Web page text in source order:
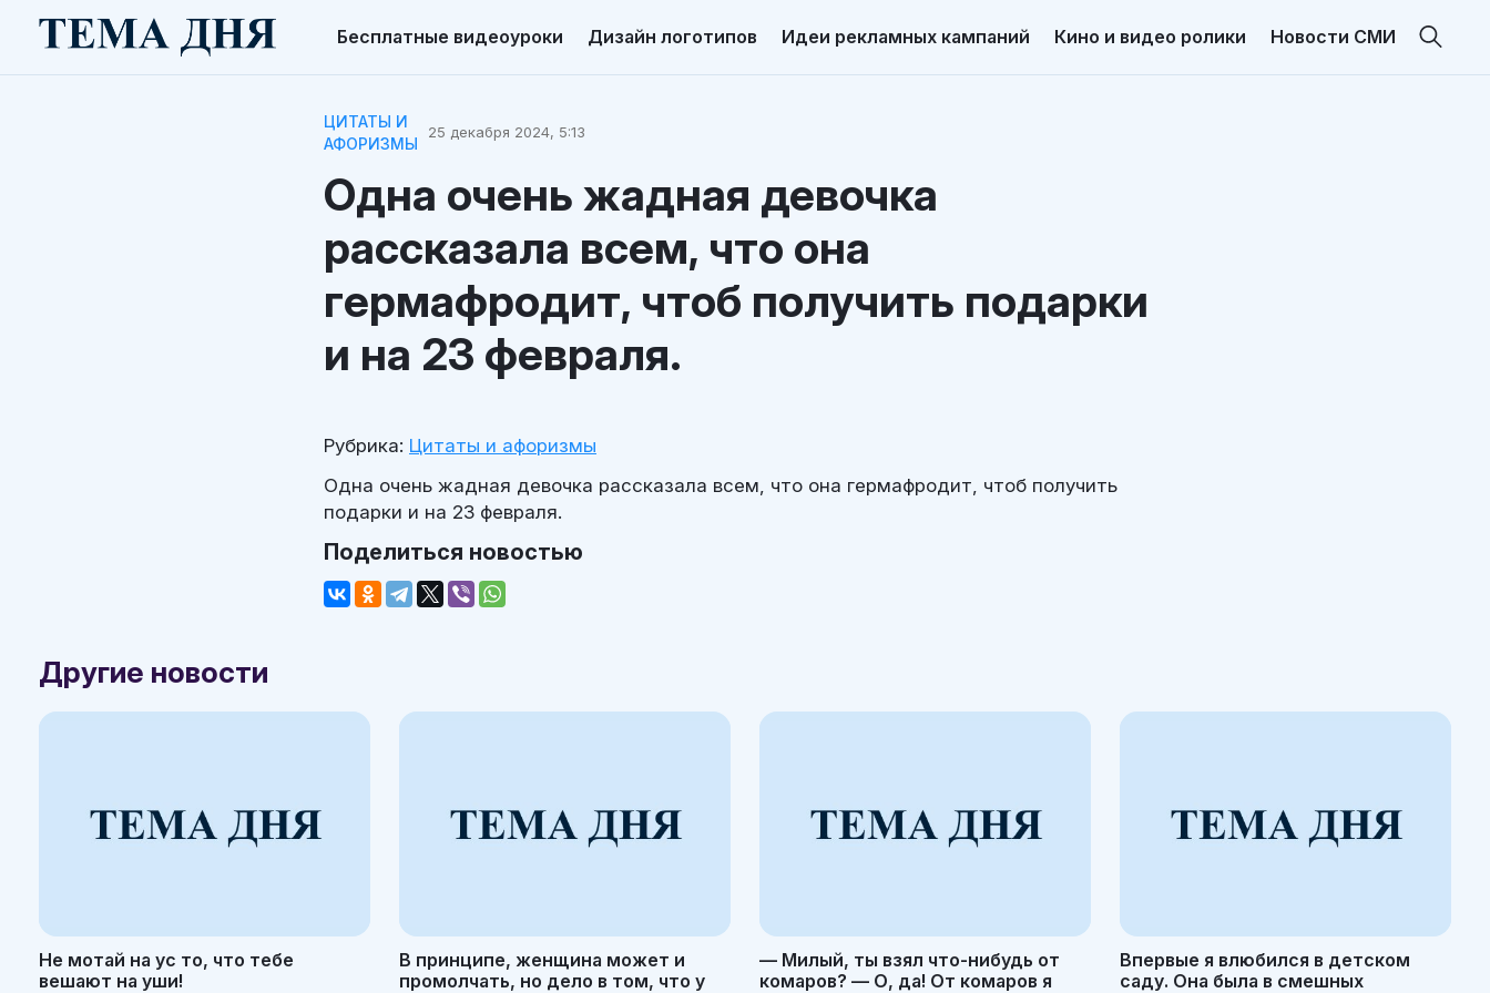
Бесплатные видеоуроки Дизайн логотипов Идеи рекламных кампаний Кино и видео ролики Новости СМИ
ЦИТАТЫ И
АФОРИЗМЫ
25 декабря 2024, 5:13
Одна очень жадная девочка
рассказала всем, что она
гермафродит, чтоб получить подарки
и на 23 февраля.
Рубрика: Цитаты и афоризмы
Одна очень жадная девочка рассказала всем, что она гермафродит, чтоб получить
подарки и на 23 февраля.
Поделиться новостью
Другие новости
Не мотай на ус то, что тебе
вешают на уши!
В принципе, женщина может и
промолчать, но дело в том, что у
— Милый, ты взял что-нибудь от
комаров? — О, да! От комаров я
Впервые я влюбился в детском
саду. Она была в смешных